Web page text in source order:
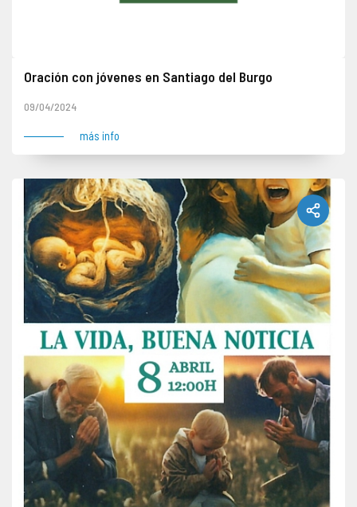
Oración con jóvenes en Santiago del Burgo
09/04/2024
más info